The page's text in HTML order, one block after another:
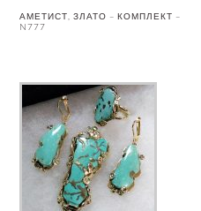
АМЕТИСТ, ЗЛАТО – КОМПЛЕКТ –
N777